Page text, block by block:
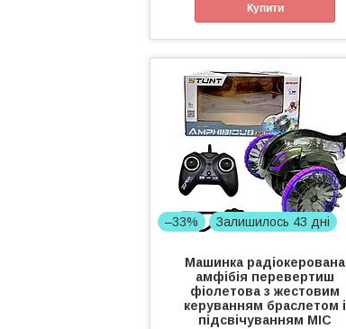
Купити
–33% Залишилось 43 дні
Машинка радіокерована
амфібія перевертиш
фіолетова з жестовим
керуванням браслетом і
підсвічуванням MIC